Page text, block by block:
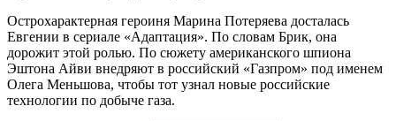
Острохарактерная героиня Марина Потеряева досталась
Евгении в сериале «Адаптация». По словам Брик, она
дорожит этой ролью. По сюжету американского шпиона
Эштона Айви внедряют в российский «Газпром» под именем
Олега Меньшова, чтобы тот узнал новые российские
технологии по добыче газа.